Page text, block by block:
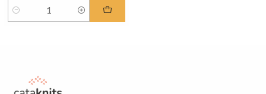
Cantidad